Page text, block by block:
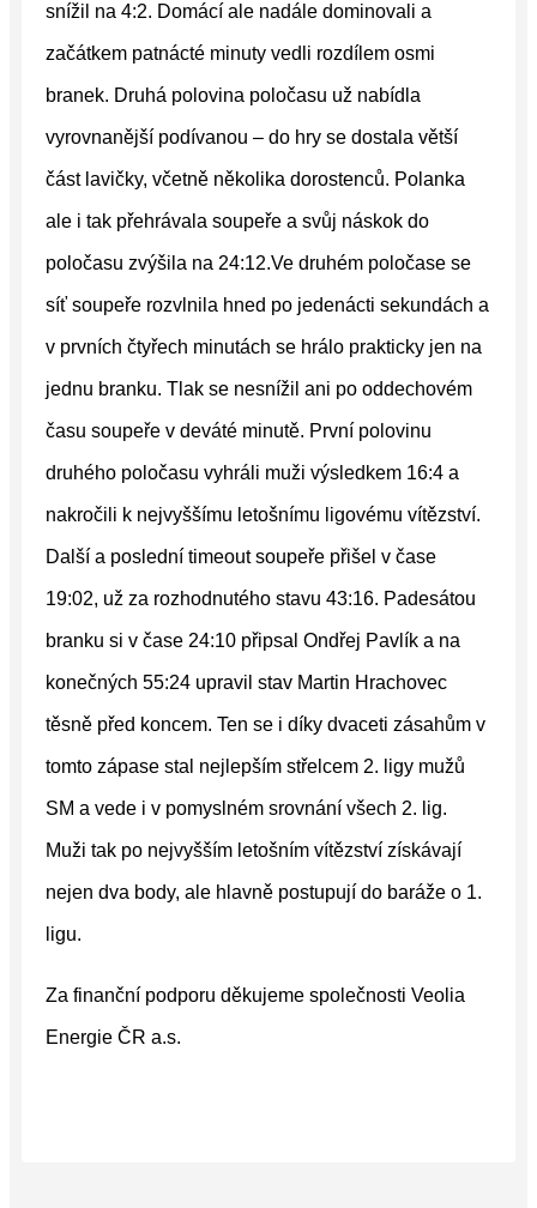
snížil na 4:2. Domácí ale nadále dominovali a
začátkem patnácté minuty vedli rozdílem osmi
branek. Druhá polovina poločasu už nabídla
vyrovnanější podívanou – do hry se dostala větší
část lavičky, včetně několika dorostenců. Polanka
ale i tak přehrávala soupeře a svůj náskok do
poločasu zvýšila na 24:12.Ve druhém poločase se
síť soupeře rozvlnila hned po jedenácti sekundách a
v prvních čtyřech minutách se hrálo prakticky jen na
jednu branku. Tlak se nesnížil ani po oddechovém
času soupeře v deváté minutě. První polovinu
druhého poločasu vyhráli muži výsledkem 16:4 a
nakročili k nejvyššímu letošnímu ligovému vítězství.
Další a poslední timeout soupeře přišel v čase
19:02, už za rozhodnutého stavu 43:16. Padesátou
branku si v čase 24:10 připsal Ondřej Pavlík a na
konečných 55:24 upravil stav Martin Hrachovec
těsně před koncem. Ten se i díky dvaceti zásahům v
tomto zápase stal nejlepším střelcem 2. ligy mužů
SM a vede i v pomyslném srovnání všech 2. lig.
Muži tak po nejvyšším letošním vítězství získávají
nejen dva body, ale hlavně postupují do baráže o 1.
ligu.
Za finanční podporu děkujeme společnosti Veolia
Energie ČR a.s.